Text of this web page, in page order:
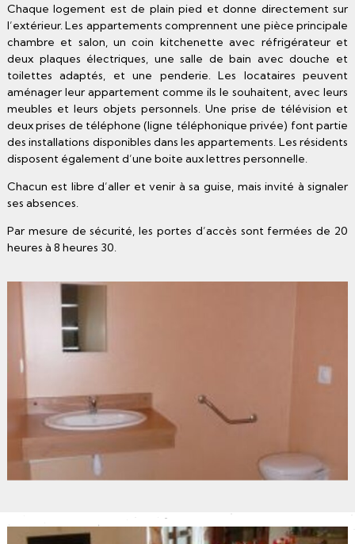
Chaque logement est de plain pied et donne directement sur
l’extérieur. Les appartements comprennent une pièce principale
chambre et salon, un coin kitchenette avec réfrigérateur et
deux plaques électriques, une salle de bain avec douche et
toilettes adaptés, et une penderie. Les locataires peuvent
aménager leur appartement comme ils le souhaitent, avec leurs
meubles et leurs objets personnels. Une prise de télévision et
deux prises de téléphone (ligne téléphonique privée) font partie
des installations disponibles dans les appartements. Les résidents
disposent également d’une boite aux lettres personnelle.
Chacun est libre d’aller et venir à sa guise, mais invité à signaler
ses absences.
Par mesure de sécurité, les portes d’accès sont fermées de 20
heures à 8 heures 30.